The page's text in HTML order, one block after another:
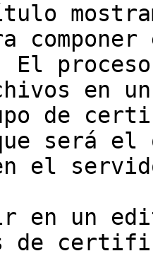
proceso
en
de
será el
el
en un
de